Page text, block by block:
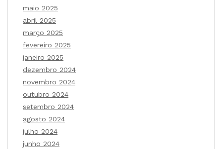
maio 2025
abril 2025
março 2025
fevereiro 2025
janeiro 2025
dezembro 2024
novembro 2024
outubro 2024
setembro 2024
agosto 2024
julho 2024
junho 2024